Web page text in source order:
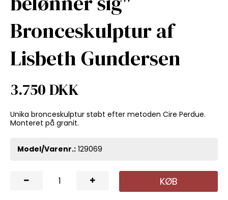
Bronceskulptur af
Lisbeth Gundersen
3.750 DKK
Unika bronceskulptur støbt efter metoden Cire Perdue.
Monteret på granit.
Model/Varenr.: 129069
KØB